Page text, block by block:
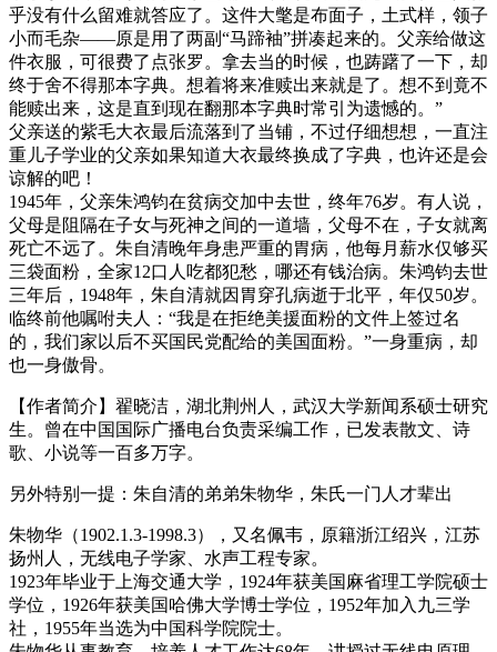
乎没有什么留难就答应了。这件大氅是布面子，土式样，领子
小而毛杂——原是用了两副“马蹄袖”拼凑起来的。父亲给做这
件衣服，可很费了点张罗。拿去当的时候，也踌躇了一下，却
终于舍不得那本字典。想着将来准赎出来就是了。想不到竟不
能赎出来，这是直到现在翻那本字典时常引为遗憾的。”
父亲送的紫毛大衣最后流落到了当铺，不过仔细想想，一直注
重儿子学业的父亲如果知道大衣最终换成了字典，也许还是会
谅解的吧！
1945年，父亲朱鸿钧在贫病交加中去世，终年76岁。有人说，
父母是阻隔在子女与死神之间的一道墙，父母不在，子女就离
死亡不远了。朱自清晚年身患严重的胃病，他每月薪水仅够买
三袋面粉，全家12口人吃都犯愁，哪还有钱治病。朱鸿钧去世
三年后，1948年，朱自清就因胃穿孔病逝于北平，年仅50岁。
临终前他嘱咐夫人：“我是在拒绝美援面粉的文件上签过名
的，我们家以后不买国民党配给的美国面粉。”一身重病，却
也一身傲骨。
【作者简介】翟晓洁，湖北荆州人，武汉大学新闻系硕士研究
生。曾在中国国际广播电台负责采编工作，已发表散文、诗
歌、小说等一百多万字。
另外特别一提：朱自清的弟弟朱物华，朱氏一门人才辈出
朱物华（1902.1.3-1998.3），又名佩韦，原籍浙江绍兴，江苏
扬州人，无线电子学家、水声工程专家。
1923年毕业于上海交通大学，1924年获美国麻省理工学院硕士
学位，1926年获美国哈佛大学博士学位，1952年加入九三学
社，1955年当选为中国科学院院士。